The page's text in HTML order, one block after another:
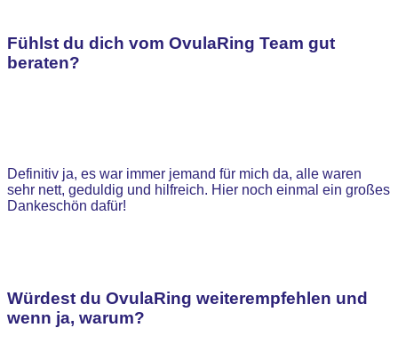
Fühlst du dich vom OvulaRing Team gut
beraten?
Definitiv ja, es war immer jemand für mich da, alle waren
sehr nett, geduldig und hilfreich. Hier noch einmal ein großes
Dankeschön dafür!
Würdest du OvulaRing weiterempfehlen und
wenn ja, warum?